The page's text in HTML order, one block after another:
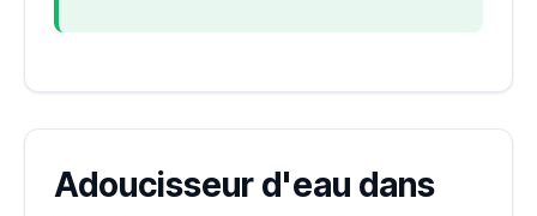
Adoucisseur d'eau dans